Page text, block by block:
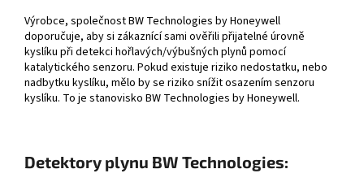
Výrobce, společnost BW Technologies by Honeywell
doporučuje, aby si zákaznící sami ověřili přijatelné úrovně
kyslíku při detekci hořlavých/výbušných plynů pomocí
katalytického senzoru. Pokud existuje riziko nedostatku, nebo
nadbytku kyslíku, mělo by se riziko snížit osazením senzoru
kyslíku. To je stanovisko BW Technologies by Honeywell.
Detektory plynu BW Technologies: